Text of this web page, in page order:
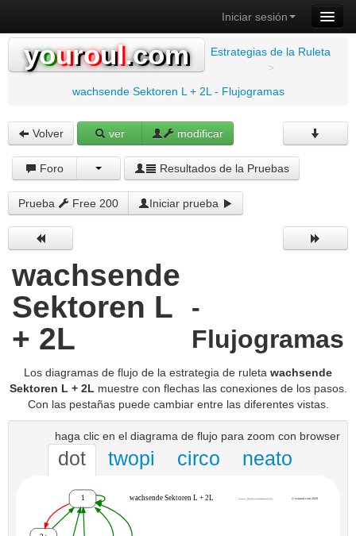
Iniciar sesión
youroul.com
Estrategias de la Ruleta
>
wachsende Sektoren L + 2L - Flujogramas
Volver ver modificar
Foro Resultados de la Pruebas
Prueba Free 200 Iniciar prueba
wachsende
Sektoren L
+ 2L
-
Flujogramas
Los diagramas de flujo de la estrategia de ruleta wachsende
Sektoren L + 2L muestre con flechas las conexiones de los pasos.
Con las pestañas puede cambiar entre las diferentes vistas.
haga clic en el diagrama de flujo para zoom con browser
dot twopi circo neato